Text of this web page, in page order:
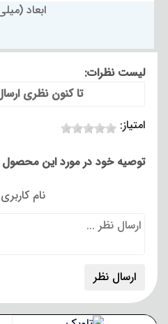
ابعاد
لیست نظرات:
تا کنون نظری
امتیاز:
توصیه خود در مورد این محصول را
نام